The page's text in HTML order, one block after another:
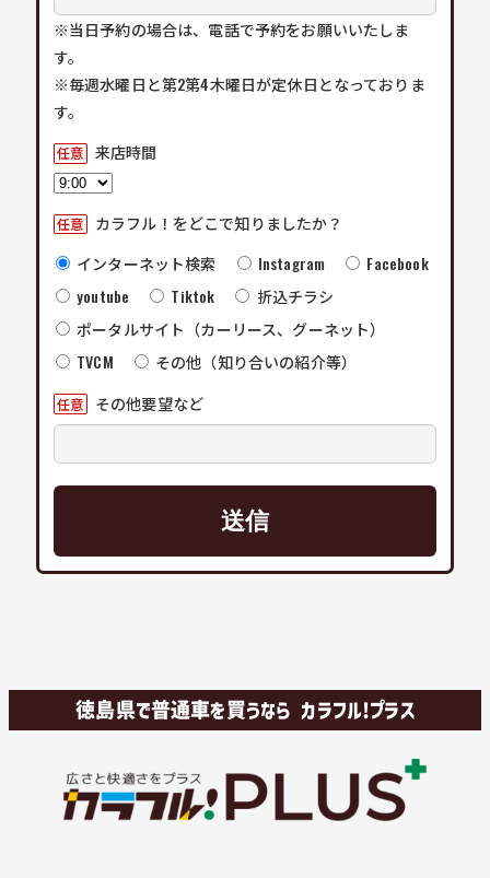
※当日予約の場合は、電話で予約をお願いいたしま
す。
※毎週水曜日と第2第4木曜日が定休日となっておりま
す。
任意 来店時間
任意
カラフル！をどこで知りましたか？
インターネット検索
Instagram
Facebook
youtube
Tiktok
折込チラシ
ポータルサイト（カーリース、グーネット）
TVCM
その他（知り合いの紹介等）
任意 その他要望など
徳島県で普通車を買うなら カラフル!プラス